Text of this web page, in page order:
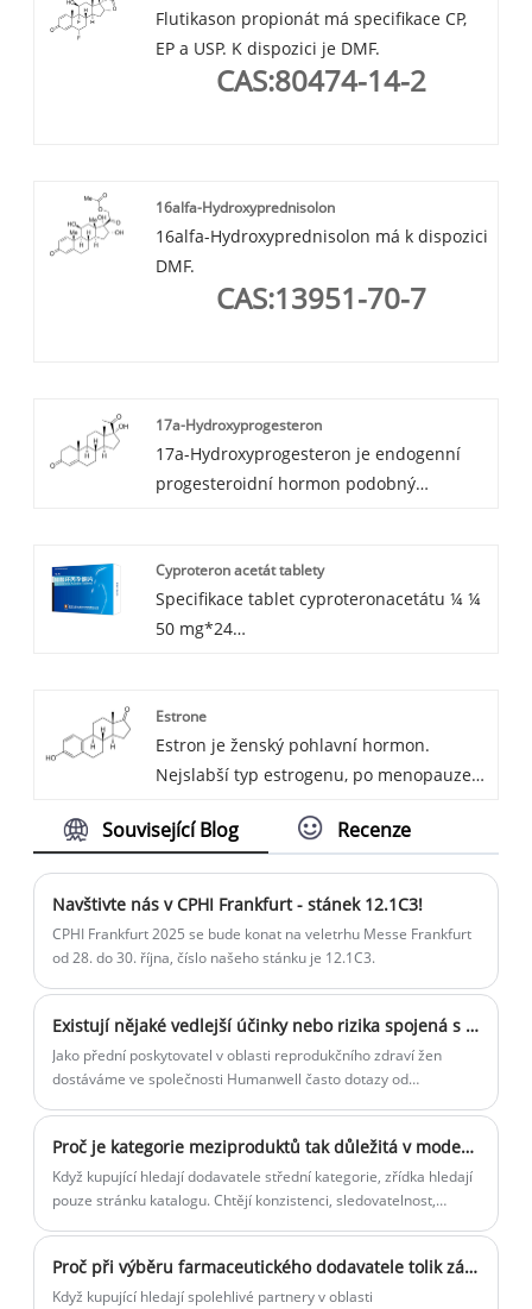
Flutikason propionát má specifikace CP,
EP a USP. K dispozici je DMF.
CAS:80474-14-2
16alfa-Hydroxyprednisolon
16alfa-Hydroxyprednisolon má k dispozici
DMF.
CAS:13951-70-7
17a-Hydroxyprogesteron
17a-Hydroxyprogesteron je endogenní
progesteroidní hormon podobný
Cyproteron acetát tablety
Specifikace tablet cyproteronacetátu ¼ ¼
50 mg*24
Estrone
Estron je ženský pohlavní hormon.
Nejslabší typ estrogenu, po menopauze
estrogeny, estron podporuje ženský
vysoká hladina estronu může způsobit
příznaky, jako je nepravidelné krvácení,
únava nebo změny nálad.
CAS:53-16-7
Související Blog Recenze
Navštivte nás v CPHI Frankfurt - stánek 12.1C3!
CPHI Frankfurt 2025 se bude konat na veletrhu Messe Frankfurt
od 28. do 30. října, číslo našeho stánku je 12.1C3.
Existují nějaké vedlejší účinky nebo rizika spojená s tobolkami Levonorgestrel
Jako přední poskytovatel v oblasti reprodukčního zdraví žen
dostáváme ve společnosti Humanwell často dotazy od
se týká bezpečnostního profilu tobolek Levonorgestrel.
Proč je kategorie meziproduktů tak důležitá v moderní farmaceutické výrobě?
Když kupující hledají dodavatele střední kategorie, zřídka hledají
pouze stránku katalogu. Chtějí konzistenci, sledovatelnost,
Proč při výběru farmaceutického dodavatele tolik záleží na kategorii API?
Když kupující hledají spolehlivé partnery v oblasti